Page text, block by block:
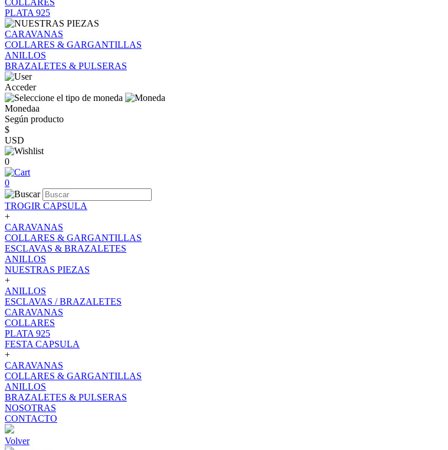
COLLARES
PLATA 925
CARAVANAS
COLLARES & GARGANTILLAS
ANILLOS
BRAZALETES & PULSERAS
Acceder
Monedaa
Según producto
$
USD
0
0
TROGIR CAPSULA
+
CARAVANAS
COLLARES & GARGANTILLAS
ESCLAVAS & BRAZALETES
ANILLOS
NUESTRAS PIEZAS
+
ANILLOS
ESCLAVAS / BRAZALETES
CARAVANAS
COLLARES
PLATA 925
FESTA CAPSULA
+
CARAVANAS
COLLARES & GARGANTILLAS
ANILLOS
BRAZALETES & PULSERAS
NOSOTRAS
CONTACTO
Volver